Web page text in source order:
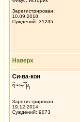
Зарегистрирован:
10.09.2010
Суждений: 31235
Наверх
Си-ва-кон
སྲི་བ་དཀོན
Зарегистрирован:
19.12.2014
Суждений: 9073